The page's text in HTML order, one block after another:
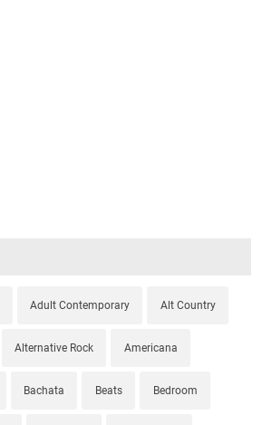
Adult Contemporary Alt Country
Alternative Rock Americana
Bachata Beats Bedroom